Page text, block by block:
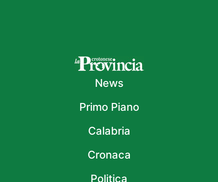
News
Primo Piano
Calabria
Cronaca
Politica